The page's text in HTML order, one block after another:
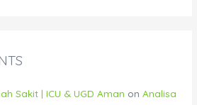
Sakit | ICU & UGD Aman onAnalisa